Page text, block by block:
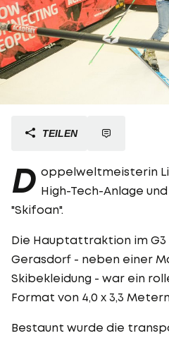
TEILEN
D oppelweltmeisterin
High-Tech-Anlage
"Skifoan".
Die Hauptattraktion im G3
Gerasdorf - neben einer
Skibekleidung - war ein
Format von 4,0 x 3,3
Bestaunt wurde die